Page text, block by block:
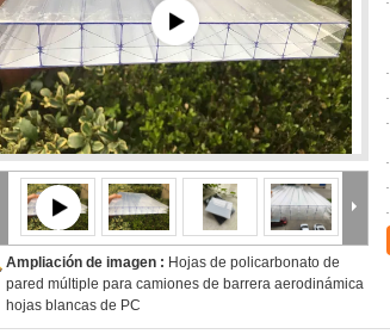
Ampliación de imagen : Hojas de policarbonato de
pared múltiple para camiones de barrera aerodinámica
hojas blancas de PC